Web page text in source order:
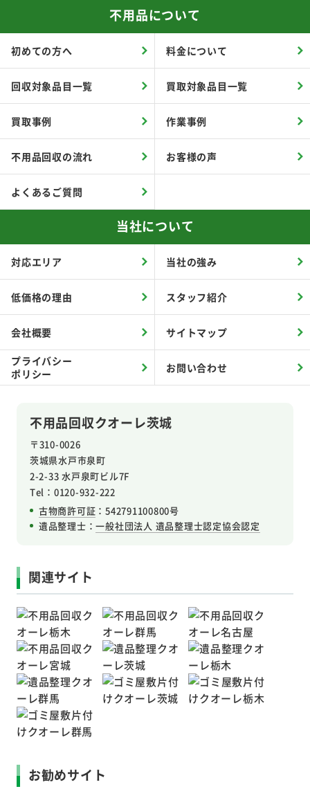
不用品回収クオーレ茨城
〒310-0026
茨城県水戸市泉町
2-2-33 水戸泉町ビル7F
Tel：0120-932-222
古物商許可証 ：542791100800号
遺品整理士：一般社団法人 遺品整理士認定協会認定
不用品について
初めての方へ 料金について
回収対象品目一覧 買取対象品目一覧
買取事例 作業事例
不用品回収の流れ お客様の声
よくあるご質問
当社について
対応エリア 当社の強み
低価格の理由 スタッフ紹介
会社概要 サイトマップ
プライバシー
ポリシー
お問い合わせ
関連サイト
お勧めサイト